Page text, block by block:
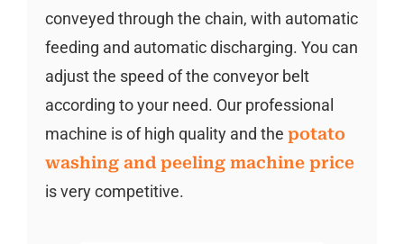
conveyed through the chain, with automatic
feeding and automatic discharging. You can
adjust the speed of the conveyor belt
according to your need. Our professional
machine is of high quality and the potato
washing and peeling machine price
is very competitive.